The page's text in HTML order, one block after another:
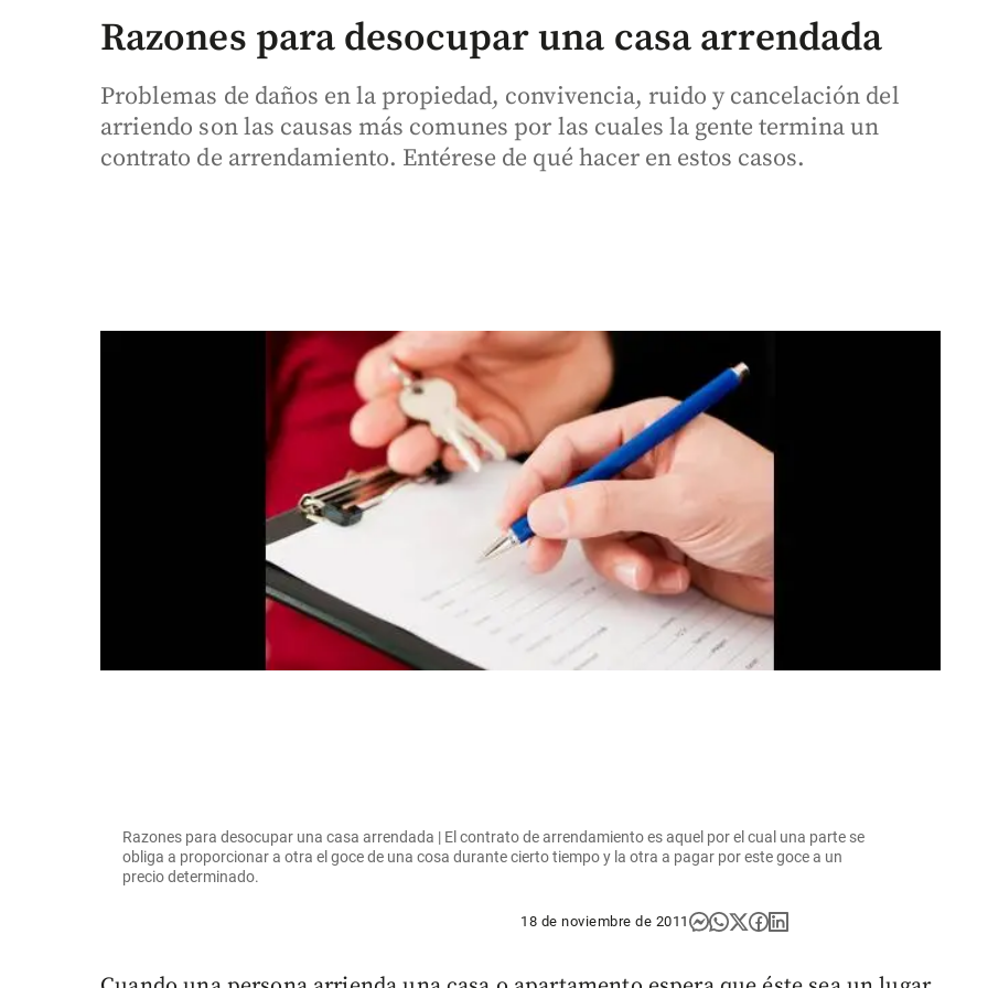
Razones para desocupar una casa arrendada
Problemas de daños en la propiedad, convivencia, ruido y cancelación del
arriendo son las causas más comunes por las cuales la gente termina un
contrato de arrendamiento. Entérese de qué hacer en estos casos.
Razones para desocupar una casa arrendada | El contrato de arrendamiento es aquel por el cual una parte se
obliga a proporcionar a otra el goce de una cosa durante cierto tiempo y la otra a pagar por este goce a un
precio determinado.
18 de noviembre de 2011